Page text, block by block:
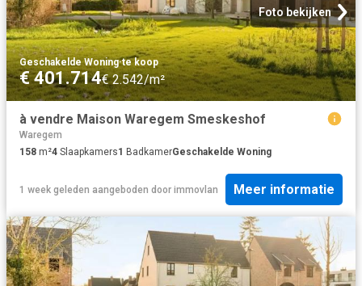
Foto bekijken
Geschakelde Woning·te koop
€ 401.714€ 2.542/m²
à vendre Maison Waregem Smeskeshof
Waregem
158 m²4 Slaapkamers1 BadkamerGeschakelde Woning
1 week geleden aangeboden door immovlan Meer informatie